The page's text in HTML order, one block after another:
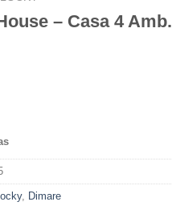
– Casa 4 Amb.
, Dimare